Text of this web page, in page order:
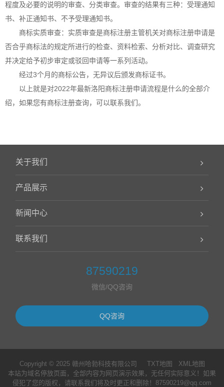
程度及必要的说明的审查、分类审查。审查的结果有三种：受理通知
书、补正通知书、不予受理通知书。
商标实质审查：实质审查是商标注册主管机关对商标注册申请是
否合乎商标法的规定所进行的检查、资料检索、分析对比、调查研究
并决定给予初步审定或驳回申请等一系列活动。
经过3个月的商标公告，无异议后颁发商标证书。
以上就是对2022年最新洛阳商标注册申请流程是什么的全部介
绍，如果您有商标注册查询，可以联系我们。
关于我们
产品展示
新闻中心
联系我们
87590219
微信/QQ咨询
QQ咨询
Copyright © 2025 赣州哈勃科技有限公司 TXT地图
XML地图
本站为域名停放页面，全部内容为网页演示效果，无任何实际意义！如果
侵犯了您的版权，请联系我们将及时更正和删除！87590219@qq.com